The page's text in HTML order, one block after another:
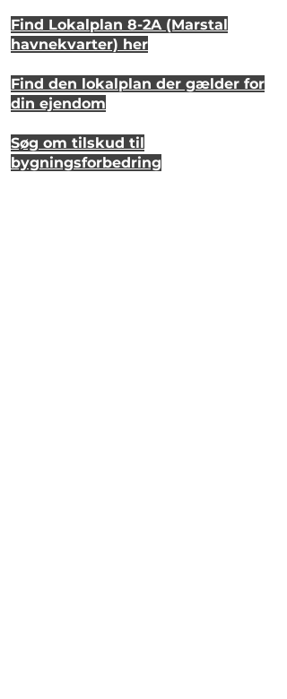
Find Lokalplan 8-2A (Marstal
havnekvarter) her
Find den lokalplan der gælder for
din ejendom
Søg om tilskud til
bygningsforbedring